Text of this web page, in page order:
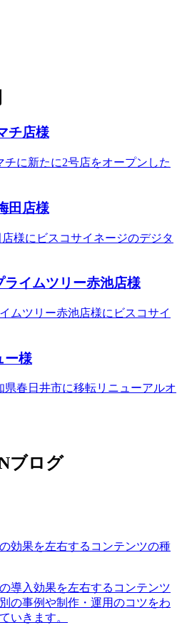
チ店様
チに新たに2号店をオープンした
田店様
様にビスコサイネージのデジタ
ライムツリー赤池店様
ムツリー赤池店様にビスコサイ
ー様
県春日井市に移転リニューアルオ
ブログ
効果を左右するコンテンツの種
導入効果を左右するコンテンツ
の事例や制作・運用のコツをわ
いきます。